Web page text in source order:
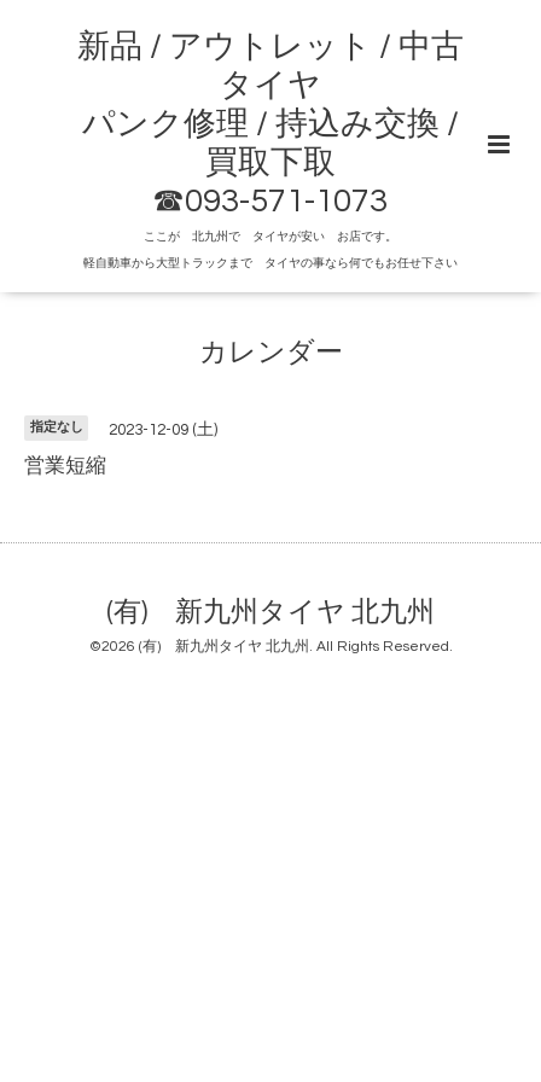
新品 / アウトレット / 中古
タイヤ
パンク修理 / 持込み交換 /
買取下取
☎093-571-1073
ここが 北九州で タイヤが安い お店です。
軽自動車から大型トラックまで タイヤの事なら何でもお任せ下さい
カレンダー
指定なし 2023-12-09 (土)
営業短縮
(有) 新九州タイヤ 北九州
©2026 (有) 新九州タイヤ 北九州 . All Rights Reserved.